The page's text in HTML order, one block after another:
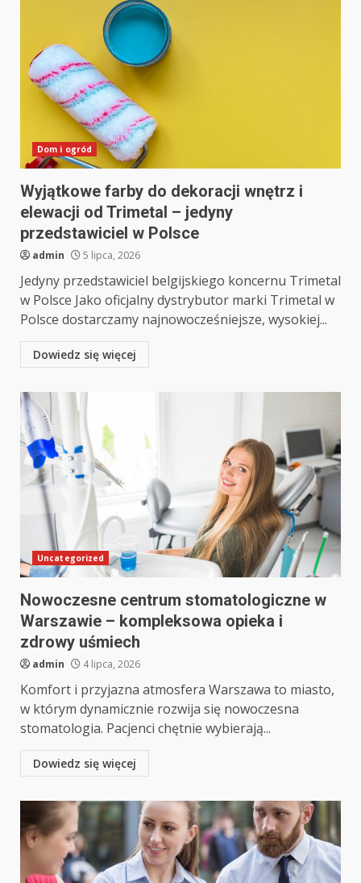
Dom i ogród
Wyjątkowe farby do dekoracji wnętrz i
elewacji od Trimetal – jedyny
przedstawiciel w Polsce
admin 5 lipca, 2026
Jedyny przedstawiciel belgijskiego koncernu Trimetal
w Polsce Jako oficjalny dystrybutor marki Trimetal w
Polsce dostarczamy najnowocześniejsze, wysokiej...
Dowiedz się więcej
Uncategorized
Nowoczesne centrum stomatologiczne w
Warszawie – kompleksowa opieka i
zdrowy uśmiech
admin 4 lipca, 2026
Komfort i przyjazna atmosfera Warszawa to miasto,
w którym dynamicznie rozwija się nowoczesna
stomatologia. Pacjenci chętnie wybierają...
Dowiedz się więcej